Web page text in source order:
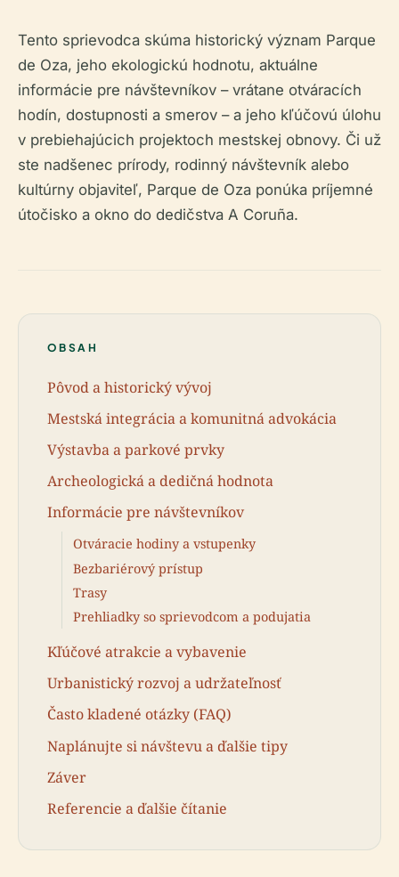
Tento sprievodca skúma historický význam Parque
de Oza, jeho ekologickú hodnotu, aktuálne
informácie pre návštevníkov – vrátane otváracích
hodín, dostupnosti a smerov – a jeho kľúčovú úlohu
v prebiehajúcich projektoch mestskej obnovy. Či už
ste nadšenec prírody, rodinný návštevník alebo
kultúrny objaviteľ, Parque de Oza ponúka príjemné
útočisko a okno do dedičstva A Coruña.
OBSAH
Pôvod a historický vývoj
Mestská integrácia a komunitná advokácia
Výstavba a parkové prvky
Archeologická a dedičná hodnota
Informácie pre návštevníkov
Otváracie hodiny a vstupenky
Bezbariérový prístup
Trasy
Prehliadky so sprievodcom a podujatia
Kľúčové atrakcie a vybavenie
Urbanistický rozvoj a udržateľnosť
Často kladené otázky (FAQ)
Naplánujte si návštevu a ďalšie tipy
Záver
Referencie a ďalšie čítanie